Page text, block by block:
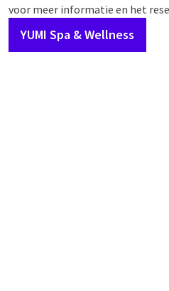
voor meer informatie en het
YUMI Spa & Wellness